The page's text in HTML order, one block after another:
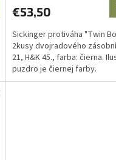
€53,50
Sickinger protiváha "Twin
2kusy dvojradového
21, H&K 45., farba: čierna.
puzdro je čiernej farby.